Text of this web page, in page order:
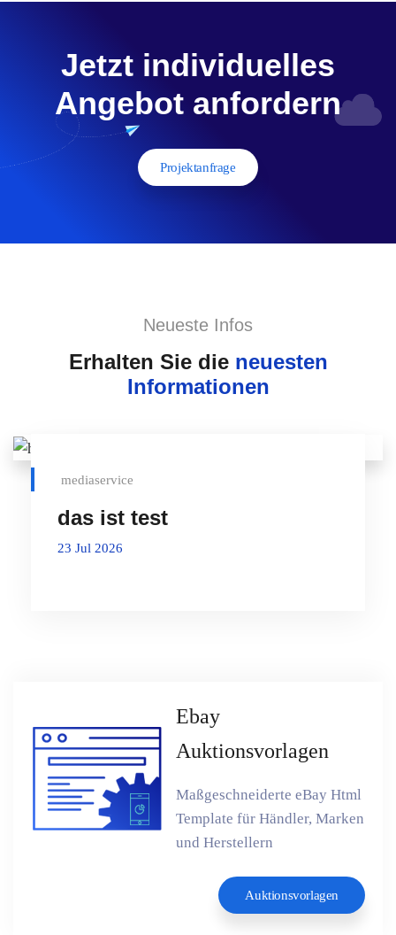
Jetzt individuelles
Angebot anfordern
Projektanfrage
Neueste Infos
Erhalten Sie die neuesten
Informationen
mediaservice
das ist test
23 Jul 2026
Ebay
Auktionsvorlagen
Maßgeschneiderte eBay Html
Template für Händler, Marken
und Herstellern
Auktionsvorlagen